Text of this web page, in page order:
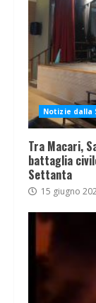
Notizie dalla
Tra Macari,
battaglia
Settanta
15 giugno